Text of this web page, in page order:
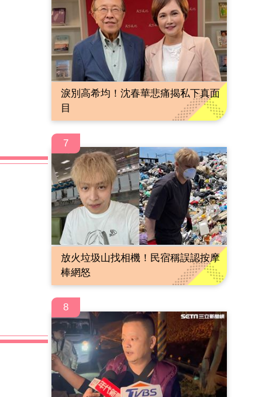
淚別高希均！沈春華悲痛揭私下真面
目
7
放火垃圾山找相機！民宿稱誤認按摩
棒網怒
8